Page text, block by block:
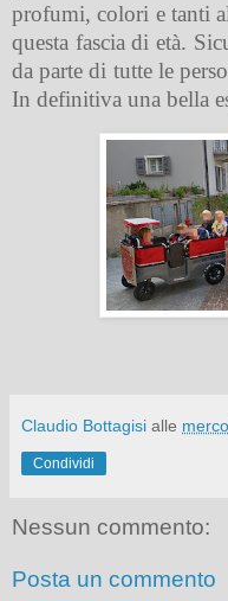
profumi, colori e tanti
questa fascia di età.
da parte di tutte le
In definitiva una bella
Claudio Bottagisi alle
Condividi
Nessun commento:
Posta un commento